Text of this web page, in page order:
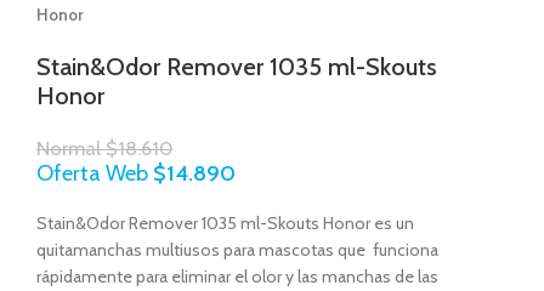
Honor
Stain&Odor Remover 1035 ml-Skouts
Honor
Normal$18.610
Oferta Web $14.890
Stain&Odor Remover 1035 ml-Skouts Honor es un
quitamanchas multiusos para mascotas que funciona
rápidamente para eliminar el olor y las manchas de las